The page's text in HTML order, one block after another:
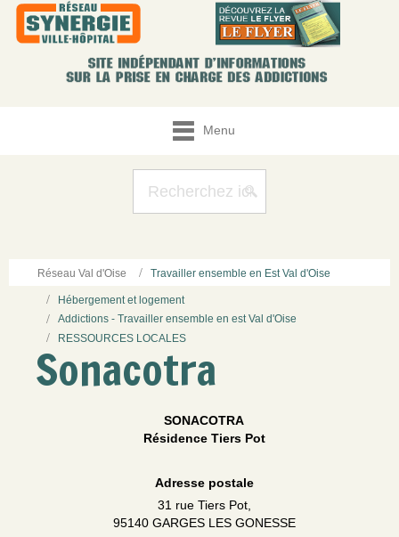
Menu
Réseau Val d'Oise Travailler ensemble en Est Val d'Oise
Hébergement et logement
Addictions - Travailler ensemble en est Val d'Oise
RESSOURCES LOCALES
Sonacotra
SONACOTRA
Résidence Tiers Pot
Adresse postale
31 rue Tiers Pot,
95140 GARGES LES GONESSE